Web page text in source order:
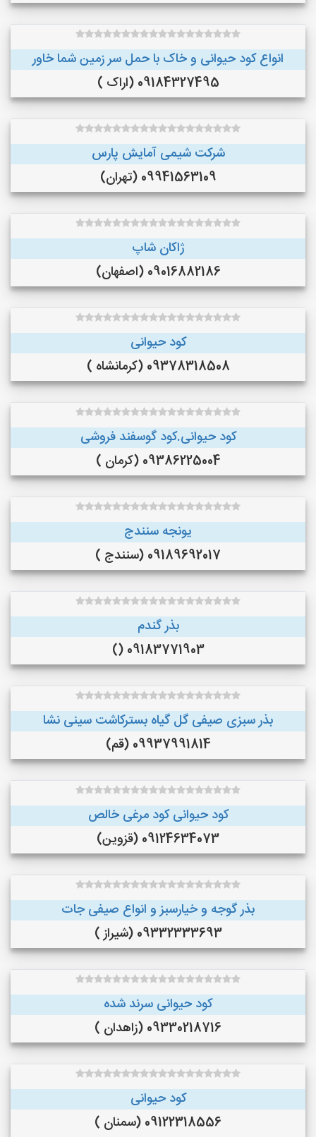
انواع کود حیوانی و خاک با حمل سر زمین شما خاور
09184327495 (اراک )
شرکت شیمی آمایش پارس
09941563109 (تهران)
ژاکان شاپ
09016882186 (اصفهان)
کود حیوانی
09378318508 (کرمانشاه )
کود حیوانی.کود گوسفند فروشی
09386225004 (کرمان )
یونجه سنندج
09189692017 (سنندج )
بذر گندم
09183771903 ()
بذر سبزی صیفی گل گیاه بسترکاشت سینی نشا
09937991814 (قم)
کود حیوانی کود مرغی خالص
09124634073 (قزوین)
بذر گوجه و خیارسبز و انواع صیفی جات
09332333693 (شیراز )
کود حیوانی سرند شده
09330218716 (زاهدان )
کود حیوانی
09122318556 (سمنان )